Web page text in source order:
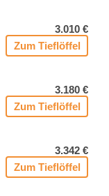
3.010 €
Zum Tief­löf­fel
3.180 €
Zum Tief­löf­fel
3.342 €
Zum Tief­löf­fel